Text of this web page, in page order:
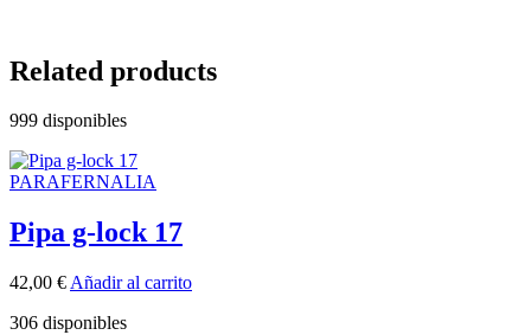
Related products
999 disponibles
PARAFERNALIA
Pipa g-lock 17
42,00 € Añadir al carrito
306 disponibles